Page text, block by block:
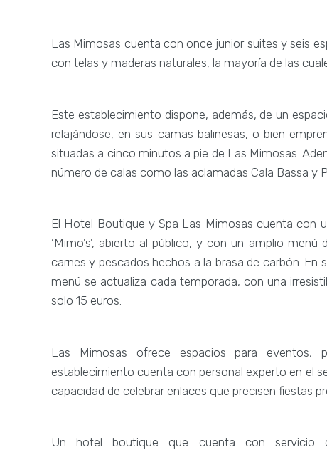
Las Mimosas cuenta con once junior suites y seis
con telas y maderas naturales, la mayoría de las
Este establecimiento dispone, además, de un
relajándose, en sus camas balinesas, o bien
situadas a cinco minutos a pie de Las Mimosas.
número de calas como las aclamadas Cala Bassa y
El Hotel Boutique y Spa Las Mimosas cuenta con
‘Mimo’s’, abierto al público, y con un amplio
carnes y pescados hechos a la brasa de carbón.
menú se actualiza cada temporada, con una
solo 15 euros.
Las Mimosas ofrece espacios para eventos,
establecimiento cuenta con personal experto en el
capacidad de celebrar enlaces que precisen fiestas
Un hotel boutique que cuenta con